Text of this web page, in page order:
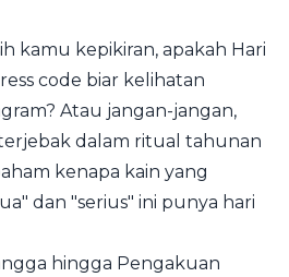
kamu kepikiran, apakah Hari
code biar kelihatan
Atau jangan-jangan,
dalam ritual tahunan
kenapa kain yang
dan "serius" ini punya hari
hingga Pengakuan